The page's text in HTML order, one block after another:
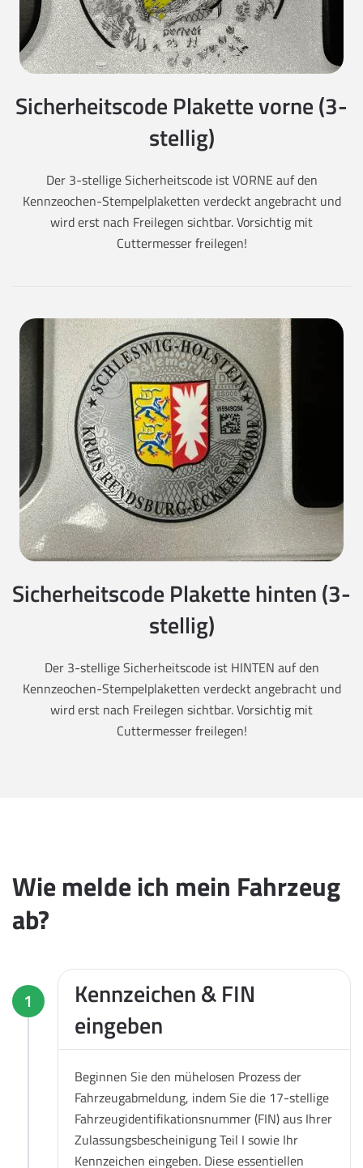
Sicherheitscode Plakette vorne (3-
stellig)
Der 3-stellige Sicherheitscode ist VORNE auf den
Kennzeochen-Stempelplaketten verdeckt angebracht und
wird erst nach Freilegen sichtbar. Vorsichtig mit
Cuttermesser freilegen!
Sicherheitscode Plakette hinten (3-
stellig)
Der 3-stellige Sicherheitscode ist HINTEN auf den
Kennzeochen-Stempelplaketten verdeckt angebracht und
wird erst nach Freilegen sichtbar. Vorsichtig mit
Cuttermesser freilegen!
Wie melde ich mein Fahrzeug
ab?
1
Kennzeichen & FIN
eingeben
Beginnen Sie den mühelosen Prozess der
Fahrzeugabmeldung, indem Sie die 17-stellige
Fahrzeugidentifikationsnummer (FIN) aus Ihrer
Zulassungsbescheinigung Teil I sowie Ihr
Kennzeichen eingeben. Diese essentiellen